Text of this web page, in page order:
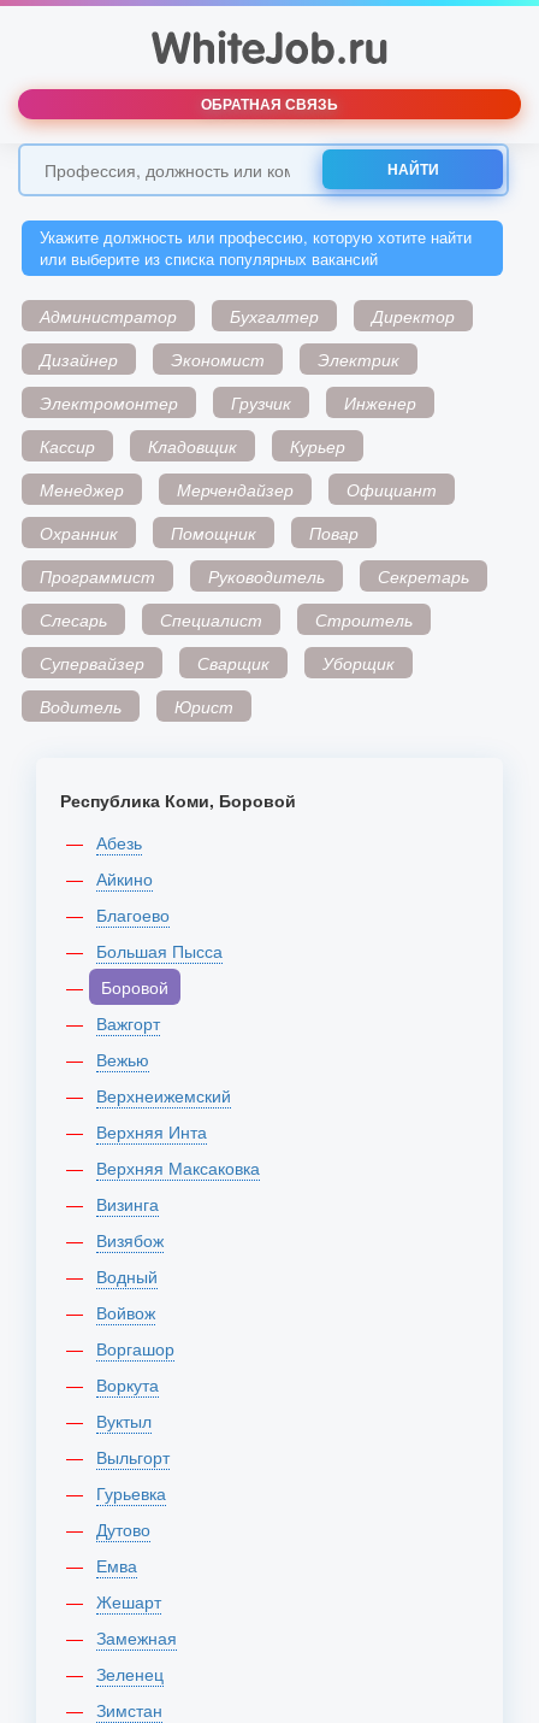
ОБРАТНАЯ СВЯЗЬ
НАЙТИ
Укажите должность или профессию, которую хотите найти
или выберите из списка популярных вакансий
Администратор Бухгалтер
Директор
Дизайнер
Экономист
Электрик
Электромонтер
Грузчик
Инженер
Кассир
Кладовщик
Курьер
Менеджер
Мерчендайзер
Официант
Охранник
Помощник
Повар
Программист
Руководитель
Секретарь
Слесарь
Специалист
Строитель
Супервайзер
Сварщик
Уборщик
Водитель
Юрист
Республика Коми, Боровой
Абезь
Айкино
Благоево
Большая Пысса
Боровой
Важгорт
Вежью
Верхнеижемский
Верхняя Инта
Верхняя Максаковка
Визинга
Визябож
Водный
Войвож
Воргашор
Воркута
Вуктыл
Выльгорт
Гурьевка
Дутово
Емва
Жешарт
Замежная
Зеленец
Зимстан